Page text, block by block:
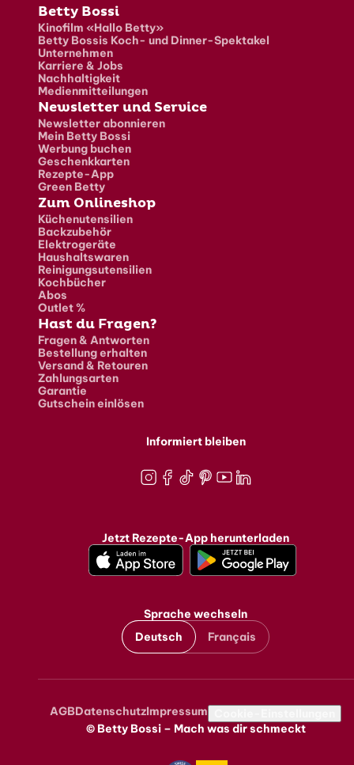
Fusszeile
Betty Bossi
Kinofilm «Hallo Betty»
Betty Bossis Koch- und Dinner-Spektakel
Unternehmen
Karriere & Jobs
Nachhaltigkeit
Medienmitteilungen
Newsletter und Service
Newsletter abonnieren
Mein Betty Bossi
Werbung buchen
Geschenkkarten
Rezepte-App
Green Betty
Zum Onlineshop
Küchenutensilien
Backzubehör
Elektrogeräte
Haushaltswaren
Reinigungsutensilien
Kochbücher
Abos
Outlet %
Hast du Fragen?
Fragen & Antworten
Bestellung erhalten
Versand & Retouren
Zahlungsarten
Garantie
Gutschein einlösen
Informiert bleiben
Jetzt Rezepte-App herunterladen
Sprache wechseln
Deutsch
Français
Metanavigation
AGBDatenschutzImpressum
© Betty Bossi – Mach was dir schmeckt